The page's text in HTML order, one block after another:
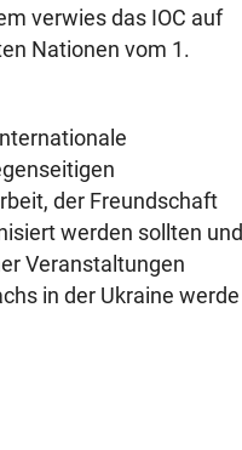
verwies das IOC auf
Nationen vom 1.
der Freundschaft
werden sollten und
Veranstaltungen
in der Ukraine werde